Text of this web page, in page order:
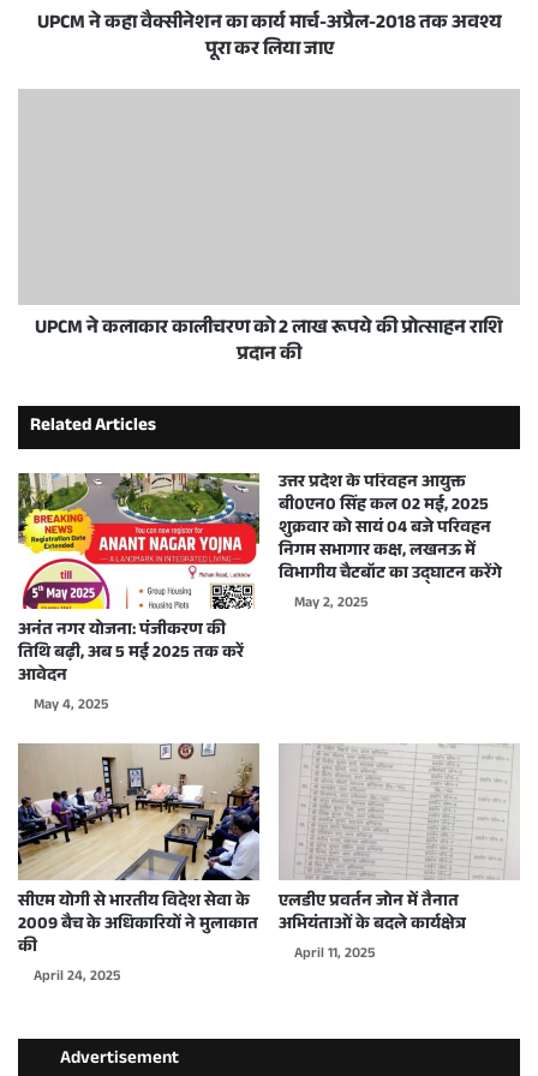
UPCM ने कहा वैक्सीनेशन का कार्य मार्च-अप्रैल-2018 तक अवश्य
पूरा कर लिया जाए
UPCM ने कलाकार कालीचरण को 2 लाख रूपये की प्रोत्साहन राशि
प्रदान की
Related Articles
अनंत नगर योजना: पंजीकरण की
तिथि बढ़ी, अब 5 मई 2025 तक करें
आवेदन
May 4, 2025
उत्तर प्रदेश के परिवहन आयुक्त
बी0एन0 सिंह कल 02 मई, 2025
शुक्रवार को सायं 04 बजे परिवहन
निगम सभागार कक्ष, लखनऊ में
विभागीय चैटबॉट का उद्घाटन करेंगे
May 2, 2025
सीएम योगी से भारतीय विदेश सेवा के
2009 बैच के अधिकारियों ने मुलाकात
की
April 24, 2025
एलडीए प्रवर्तन जोन में तैनात
अभियंताओं के बदले कार्यक्षेत्र
April 11, 2025
Advertisement